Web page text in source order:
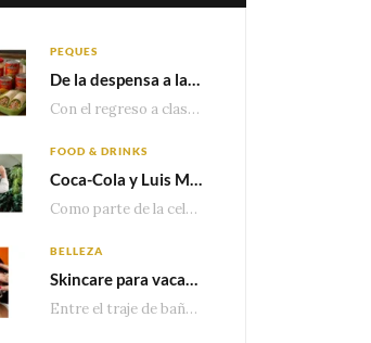
PEQUES
De la despensa a la lonchera: ideas rápidas para el regreso a clases
Con el regreso a clases cada vez más cerca, las familias comienzan a reorganizar horarios,…
FOOD & DRINKS
Coca-Cola y Luis Miguel estrenan el comercial que celebra 100 años de historia junto a México
Como parte de la celebración por sus primeros 100 años enMéxico, Coca-Cola presenta hoy el…
BELLEZA
Skincare para vacaciones: Los do’s and dont’s para cuidar tu piel
Entre el traje de baño, las sandalias, los lentes de sol y los looks que…